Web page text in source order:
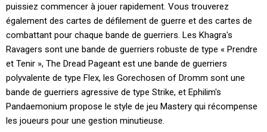
puissiez commencer à jouer rapidement. Vous trouverez
également des cartes de défilement de guerre et des cartes de
combattant pour chaque bande de guerriers. Les Khagra's
Ravagers sont une bande de guerriers robuste de type « Prendre
et Tenir », The Dread Pageant est une bande de guerriers
polyvalente de type Flex, les Gorechosen of Dromm sont une
bande de guerriers agressive de type Strike, et Ephilim's
Pandaemonium propose le style de jeu Mastery qui récompense
les joueurs pour une gestion minutieuse.